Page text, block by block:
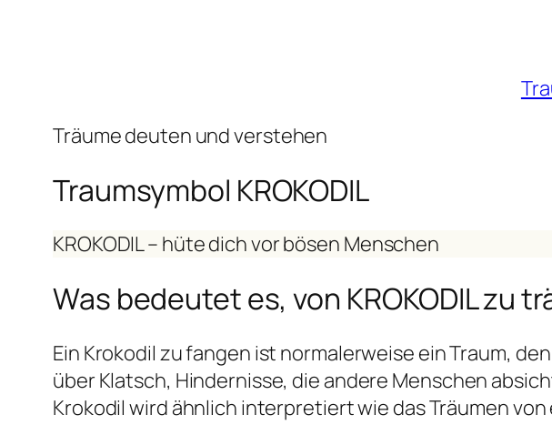
Träume deuten und verstehen
Traumsymbol KROKODIL
KROKODIL – hüte dich vor bösen Menschen
Was bedeutet es, von KROKODIL zu
Ein Krokodil zu fangen ist normalerweise ein Traum,
über Klatsch, Hindernisse, die andere Menschen
Krokodil wird ähnlich interpretiert wie das Träumen von